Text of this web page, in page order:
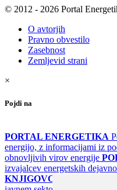
© 2012 - 2026 Portal
O avtorjih
Pravno obvestilo
Zasebnost
Zemljevid strani
×
Pojdi na
PORTAL ENERGETIKA
energijo, z informacijami iz
obnovljivih virov energije
izvajalcev energetskih
KNJIGOVODSTVO